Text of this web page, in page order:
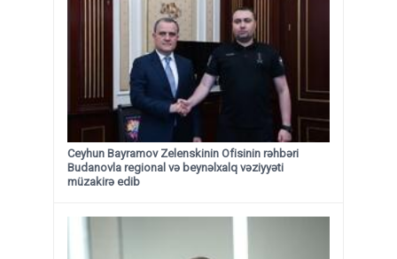
Ceyhun Bayramov Zelenskinin Ofisinin rəhbəri
Budanovla regional və beynəlxalq vəziyyəti
müzakirə edib